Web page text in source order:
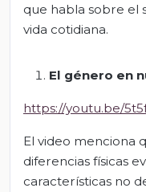
que habla sobre el
vida cotidiana.
El género en
https://youtu.be/
El video menciona
diferencias físicas
características no